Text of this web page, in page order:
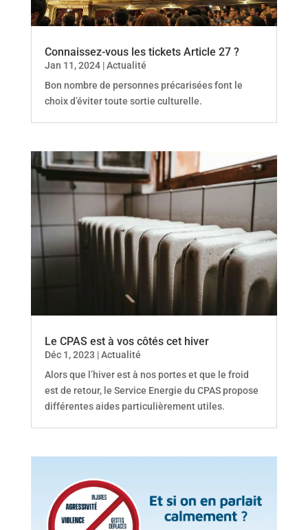
Connaissez-vous les tickets Article 27 ?
Jan 11, 2024|Actualité
Bon nombre de personnes précarisées font le
choix d’éviter toute sortie culturelle.
Le CPAS est à vos côtés cet hiver
Déc 1, 2023 |Actualité
Alors que l’hiver est à nos portes et que le froid
est de retour, le Service Energie du CPAS propose
différentes aides particulièrement utiles.